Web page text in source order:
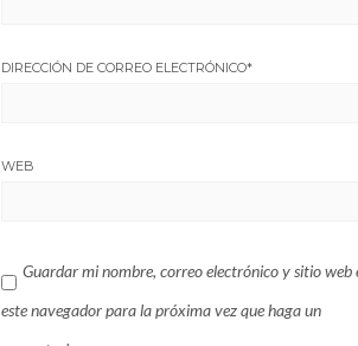
DIRECCIÓN DE CORREO ELECTRÓNICO*
WEB
Guardar mi nombre, correo electrónico y sitio web
este navegador para la próxima vez que haga un